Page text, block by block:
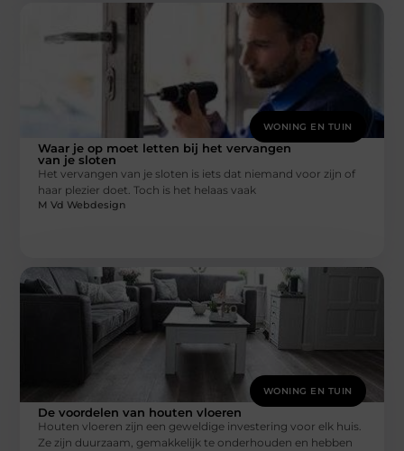
WONING EN TUIN
Waar je op moet letten bij het vervangen
van je sloten
Het vervangen van je sloten is iets dat niemand voor zijn of
haar plezier doet. Toch is het helaas vaak
M Vd Webdesign
WONING EN TUIN
De voordelen van houten vloeren
Houten vloeren zijn een geweldige investering voor elk huis.
Ze zijn duurzaam, gemakkelijk te onderhouden en hebben